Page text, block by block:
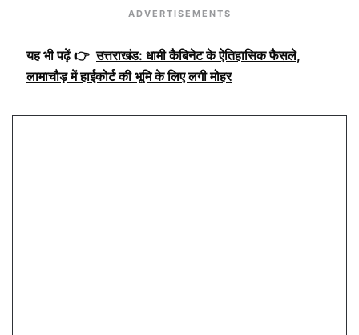
ADVERTISEMENTS
यह भी पढ़ें 👉 उत्तराखंड: धामी कैबिनेट के ऐतिहासिक फैसले,
लामाचौड़ में हाईकोर्ट की भूमि के लिए लगी मोहर